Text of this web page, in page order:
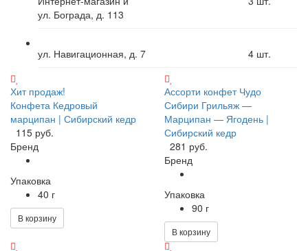
ул. Бограда, д. 113
ул. Навигационная, д. 7 4 шт.
Хит продаж!
Конфета Кедровый
марципан | Сибирский кедр
115 руб.
Бренд
Упаковка
40 г
В корзину
Ассорти конфет Чудо
Сибири Грильяж —
Марципан — Ягодень |
Сибирский кедр
281 руб.
Бренд
Упаковка
90 г
В корзину